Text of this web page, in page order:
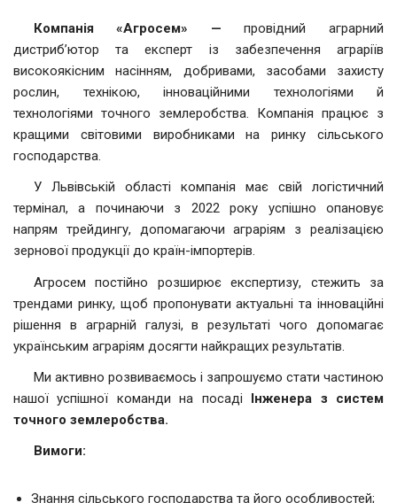
Компанія «Агросем» — провідний аграрний
дистриб’ютор та експерт із забезпечення аграріїв
високоякісним насінням, добривами, засобами захисту
рослин, технікою, інноваційними технологіями й
технологіями точного землеробства. Компанія працює з
кращими світовими виробниками на ринку сільського
господарства.
У Львівській області компанія має свій логістичний
термінал, а починаючи з 2022 року успішно опановує
напрям трейдингу, допомагаючи аграріям з реалізацією
зернової продукції до країн-імпортерів.
Агросем постійно розширює експертизу, стежить за
трендами ринку, щоб пропонувати актуальні та інноваційні
рішення в аграрній галузі, в результаті чого допомагає
українським аграріям досягти найкращих результатів.
Ми активно розвиваємось і запрошуємо стати частиною
нашої успішної команди на посаді Інженера з систем
точного землеробства.
Вимоги:
Знання сільського господарства та його особливостей;